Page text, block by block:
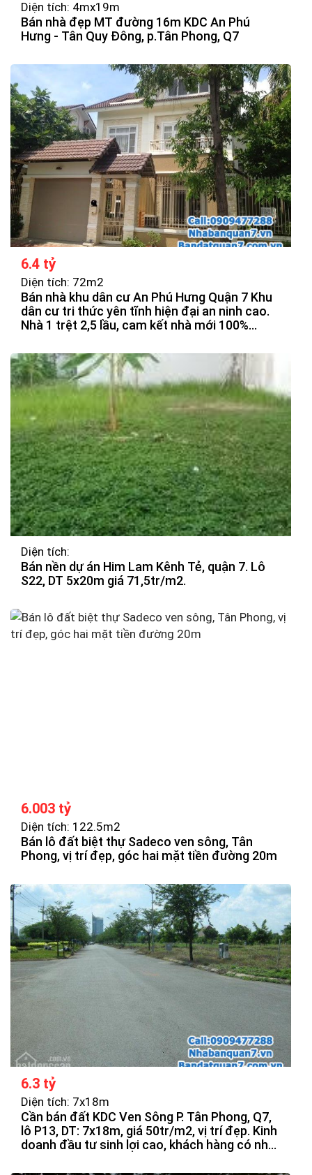
Diện tích: 4mx19m
Bán nhà đẹp MT đường 16m KDC An Phú
Hưng - Tân Quy Đông, p.Tân Phong, Q7
6.4 tỷ
Diện tích: 72m2
Bán nhà khu dân cư An Phú Hưng Quận 7 Khu
dân cư tri thức yên tĩnh hiện đại an ninh cao.
Nhà 1 trệt 2,5 lầu, cam kết nhà mới 100%
chắn. Các phòng được bố trí hợp lý.
Diện tích:
Bán nền dự án Him Lam Kênh Tẻ, quận 7. Lô
S22, DT 5x20m giá 71,5tr/m2.
6.003 tỷ
Diện tích: 122.5m2
Bán lô đất biệt thự Sadeco ven sông, Tân
Phong, vị trí đẹp, góc hai mặt tiền đường 20m
6.3 tỷ
Diện tích: 7x18m
Cần bán đất KDC Ven Sông P. Tân Phong, Q7,
lô P13, DT: 7x18m, giá 50tr/m2, vị trí đẹp. Kinh
doanh đầu tư sinh lợi cao, khách hàng có nhu